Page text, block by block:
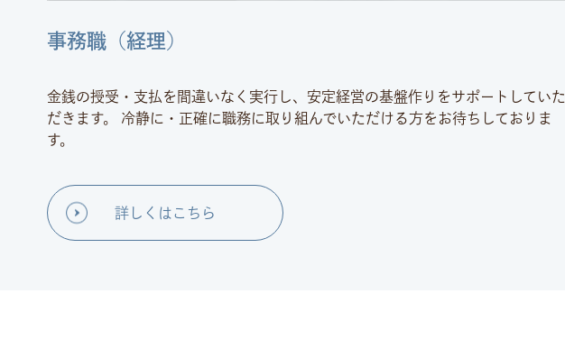
事務職（経理）
金銭の授受・支払を間違いなく実行し、安定経営の基盤作りをサポートしていた
だきます。 冷静に・正確に職務に取り組んでいただける方をお待ちしておりま
す。
詳しくはこちら